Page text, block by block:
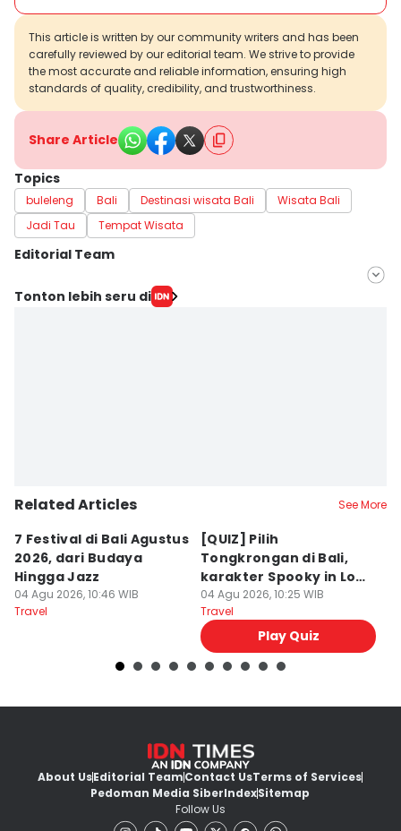
This article is written by our community writers and has been
carefully reviewed by our editorial team. We strive to provide
the most accurate and reliable information, ensuring high
standards of quality, credibility, and trustworthiness.
Share Article
Topics
buleleng Bali Destinasi wisata Bali
Wisata Bali
Jadi Tau
Tempat Wisata
Editorial Team
Editor
Tonton lebih seru di
Related Articles See More
7 Festival di Bali Agustus
2026, dari Budaya
Hingga Jazz
04 Agu 2026, 10:46 WIB
Travel
[QUIZ] Pilih
Tongkrongan di Bali,
karakter Spooky in Love
Ini Mirip Kamu
04 Agu 2026, 10:25 WIB
Travel
Play Quiz
About UsEditorial TeamContact UsTerms of Services
Pedoman Media SiberIndexSitemap
Follow Us